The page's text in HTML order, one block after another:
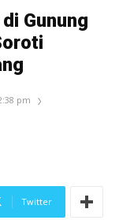
Gunung
pm
Twitter